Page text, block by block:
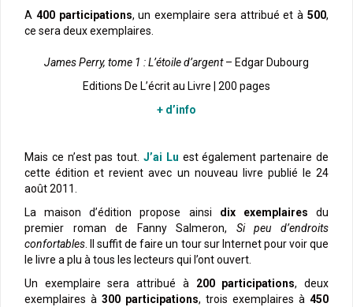
A 400 participations, un exemplaire sera attribué et à500,
ce sera deux exemplaires.
James Perry, tome 1 : L’étoile d’argent– Edgar Dubourg
Editions De L’écrit au Livre | 200 pages
+ d’info
Mais ce n’est pas tout. J’ai Lu est également partenaire de
cette édition et revient avec un nouveau livre publié le 24
août 2011.
La maison d’édition propose ainsi dix exemplaires du
premier roman de Fanny Salmeron, Si peu d’endroits
confortables . Il suffit de faire un tour sur Internet pour voir que
le livre a plu à tous les lecteurs qui l’ont ouvert.
Un exemplaire sera attribué à 200 participations, deux
exemplaires à 300 participations, trois exemplaires à 450